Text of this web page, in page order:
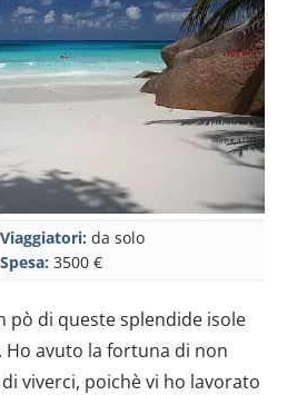
Viaggiatori: da solo
Spesa: 3500 €
pò di queste splendide isole
Ho avuto la fortuna di non
viverci, poichè vi ho lavorato